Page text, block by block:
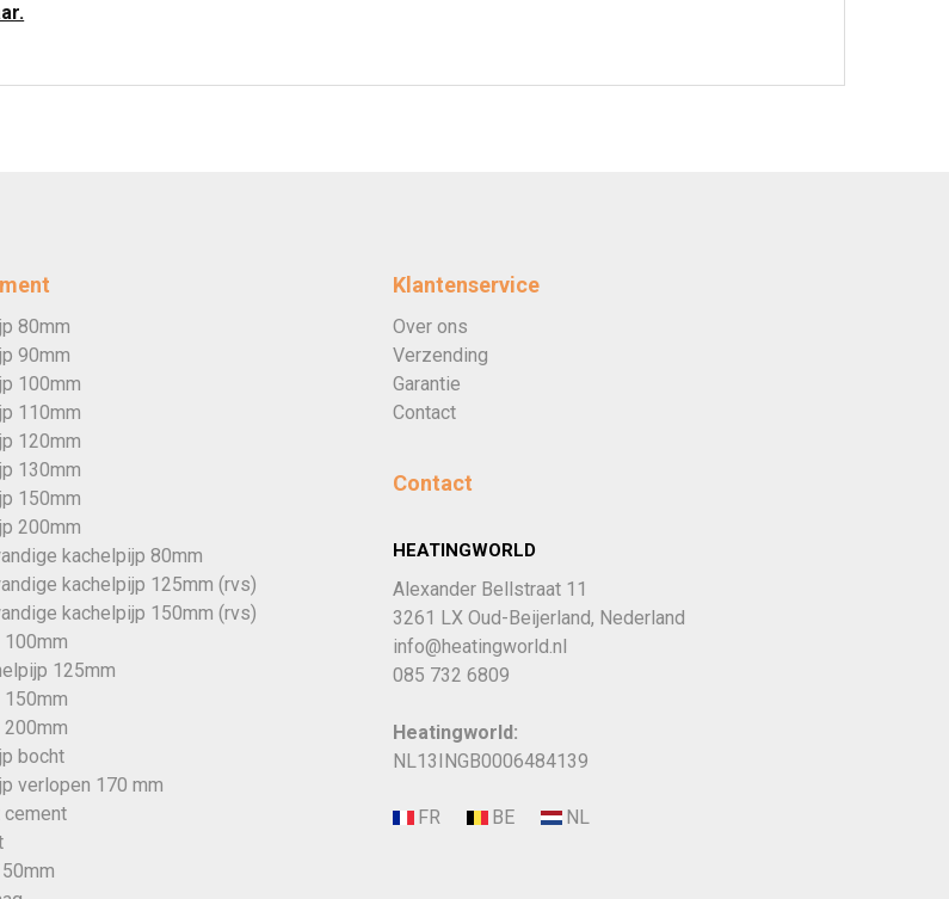
80mm
90mm
100mm
110mm
120mm
130mm
150mm
200mm
kachelpijp 80mm
kachelpijp 125mm (rvs)
kachelpijp 150mm (rvs)
125mm
bocht
verlopen 170 mm
cement
Klantenservice
Over ons
Verzending
Garantie
Contact
Contact
HEATINGWORLD
Alexander Bellstraat 11
3261 LX Oud-Beijerland, Nederland
info@heatingworld.nl
085 732 6809
Heatingworld:
NL13INGB0006484139